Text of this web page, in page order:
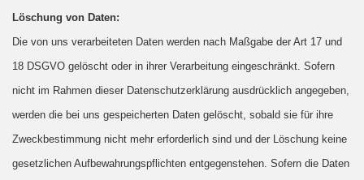
Löschung von Daten:
Die von uns verarbeiteten Daten werden nach Maßgabe der Art 17 und
18 DSGVO gelöscht oder in ihrer Verarbeitung eingeschränkt. Sofern
nicht im Rahmen dieser Datenschutzerklärung ausdrücklich angegeben,
werden die bei uns gespeicherten Daten gelöscht, sobald sie für ihre
Zweckbestimmung nicht mehr erforderlich sind und der Löschung keine
gesetzlichen Aufbewahrungspflichten entgegenstehen. Sofern die Daten